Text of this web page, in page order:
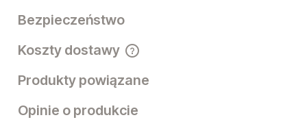
Bezpieczeństwo
Koszty dostawy
Cena nie zawiera ewentualnych kosztów płatności
Produkty powiązane
Opinie o produkcie